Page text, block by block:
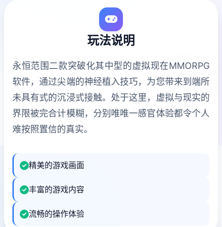
玩法说明
永恒范围二款突破化其中型的虚拟现在MMORPG
软件，通过尖端的神经植入技巧，为您带来到端所
未具有式的沉浸式接触。处于这里，虚拟与现实的
界限被完合计模糊，分别唯唯一感官体验都令个人
难按照置信的真实。
精美的游戏画面
丰富的游戏内容
流畅的操作体验